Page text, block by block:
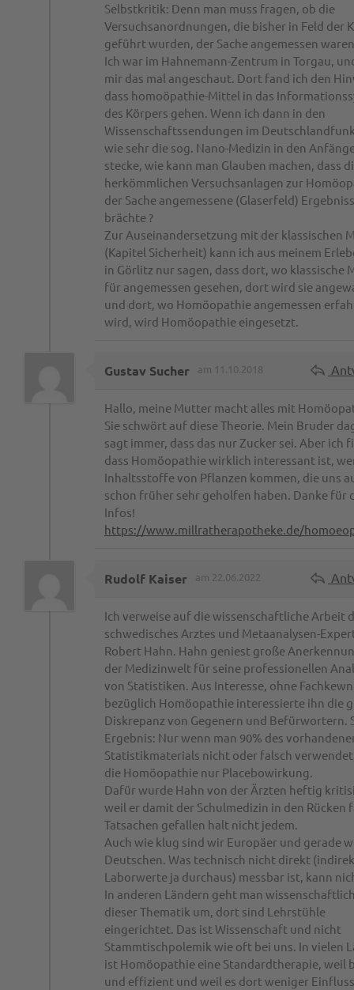
Selbstkritik: Denn man muss fragen, ob die
Versuchsanordnungen, die bisher in Feld der
geführt wurden, der Sache angemessen
Ich war im Hahnemann-Zentrum in Torgau,
mir das mal angeschaut. Dort fand ich den
dass homoöpathie-Mittel in das
des Körpers gehen. Wenn ich dann in den
Wissenschaftssendungen im
wie sehr die sog. Nano-Medizin in den
stecke, wie kann man Glauben machen, dass
herkömmlichen Versuchsanlagen zur
der Sache angemessene (Glaserfeld)
brächte ?
Zur Auseinandersetzung mit der klassischen
(Kapitel Sicherheit) kann ich aus meinem
in Görlitz nur sagen, dass dort, wo klassische
für angemessen gesehen, dort wird sie
und dort, wo Homöopathie angemessen
wird, wird Homöopathie eingesetzt.
Gustav Sucher am 11.10.2018
Hallo, meine Mutter macht alles mit
Sie schwört auf diese Theorie. Mein Bruder
sagt immer, dass das nur Zucker sei. Aber ich
dass Homöopathie wirklich interessant ist,
Inhaltsstoffe von Pflanzen kommen, die uns
schon früher sehr geholfen haben. Danke für
Infos!
https://www.millratherapotheke.de/
Rudolf Kaiser am 22.06.2022
Ich verweise auf die wissenschaftliche Arbeit
schwedisches Arztes und Metaanalysen-
Robert Hahn. Hahn geniest große
der Medizinwelt für seine professionellen
von Statistiken. Aus Interesse, ohne
bezüglich Homöopathie interessierte ihn die
Diskrepanz von Gegenern und Befürwortern.
Ergebnis: Nur wenn man 90% des
Statistikmaterials nicht oder falsch
die Homöopathie nur Placebowirkung.
Dafür wurde Hahn von der Ärzten heftig
weil er damit der Schulmedizin in den Rücken
Tatsachen gefallen halt nicht jedem.
Auch wie klug sind wir Europäer und gerade
Deutschen. Was technisch nicht direkt
Laborwerte ja durchaus) messbar ist, kann
In anderen Ländern geht man
dieser Thematik um, dort sind Lehrstühle
eingerichtet. Das ist Wissenschaft und nicht
Stammtischpolemik wie oft bei uns. In vielen
ist Homöopathie eine Standardtherapie, weil
und effizient und weil es dort weniger